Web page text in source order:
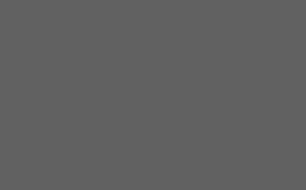
muitos pacientes definem
uma apreensão,
a maioria dos pacientes